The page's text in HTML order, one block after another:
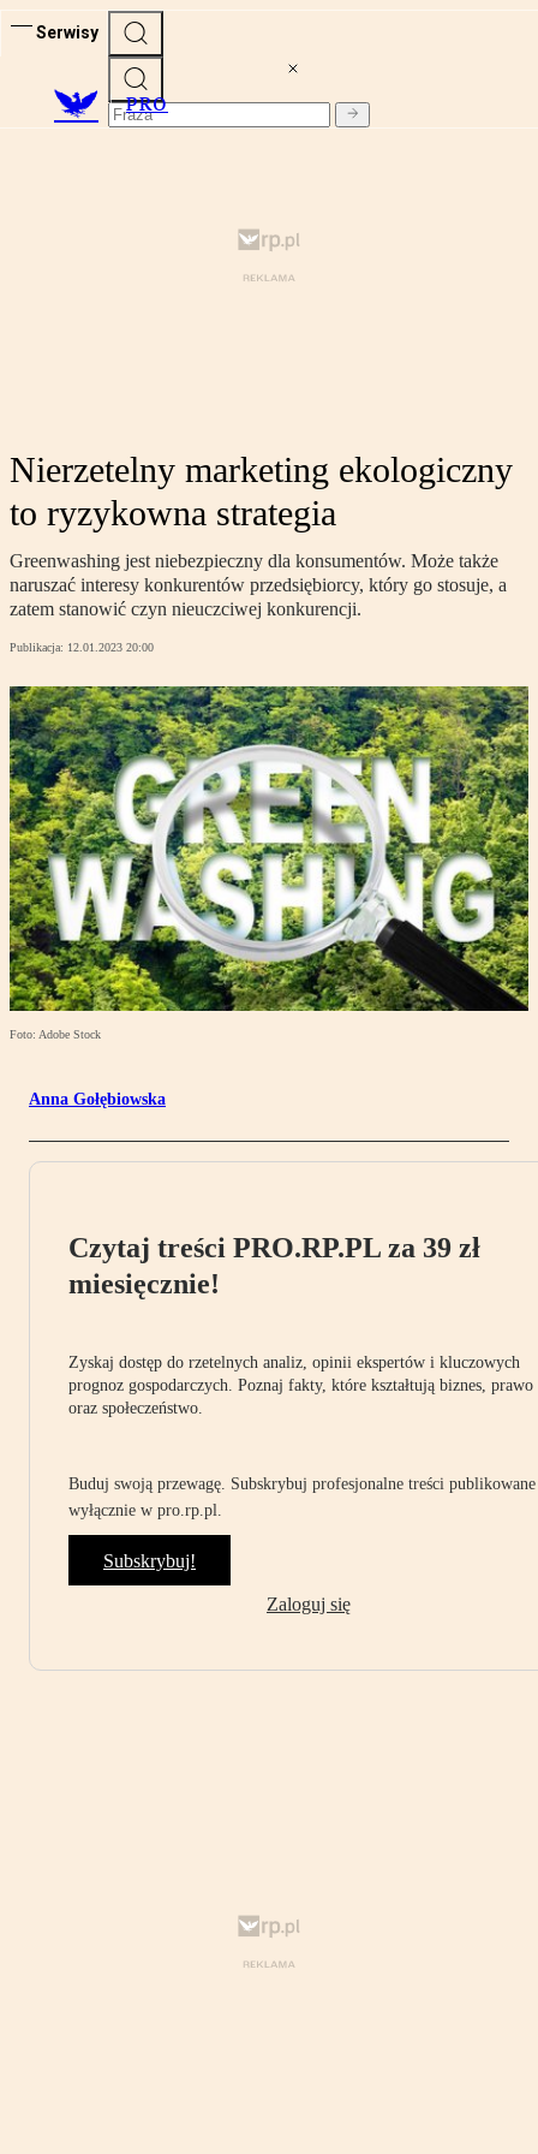
Serwisy
PRO
Nierzetelny marketing ekologiczny
to ryzykowna strategia
Greenwashing jest niebezpieczny dla konsumentów. Może także
naruszać interesy konkurentów przedsiębiorcy, który go stosuje, a
zatem stanowić czyn nieuczciwej konkurencji.
Publikacja: 12.01.2023 20:00
Foto: Adobe Stock
Anna Gołębiowska
Czytaj treści PRO.RP.PL za 39 zł
miesięcznie!
Zyskaj dostęp do rzetelnych analiz, opinii ekspertów i kluczowych
prognoz gospodarczych. Poznaj fakty, które kształtują biznes, prawo
oraz społeczeństwo.
Buduj swoją przewagę. Subskrybuj profesjonalne treści publikowane
wyłącznie w pro.rp.pl.
Subskrybuj!
Zaloguj się